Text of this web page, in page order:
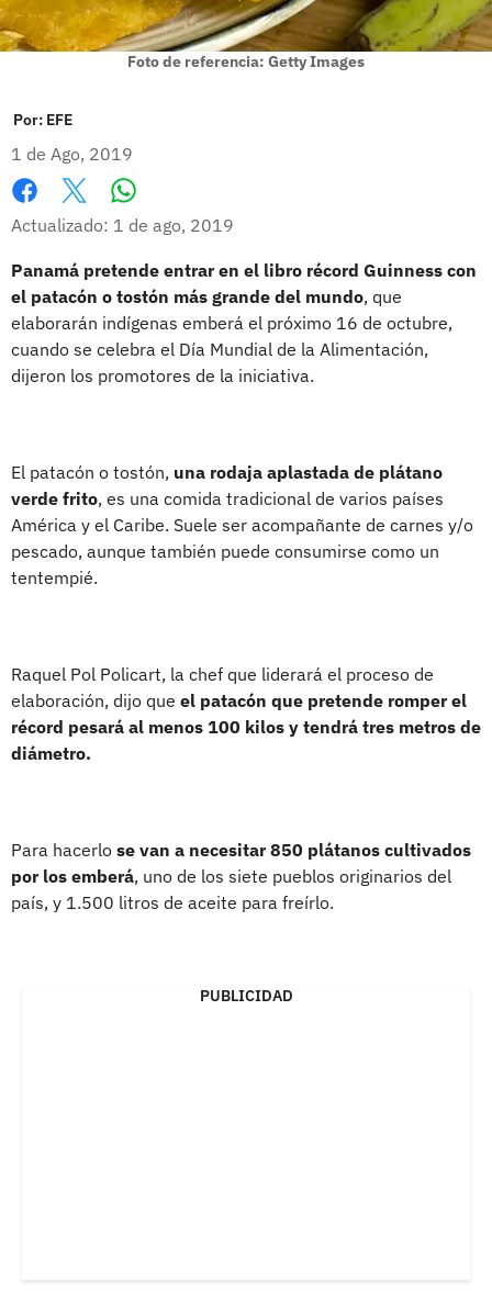
Foto de referencia: Getty Images
Por: EFE
1 de Ago, 2019
Facebook
X
Actualizado: 1 de ago, 2019
Panamá pretende entrar en el libro récord Guinness con
el patacón o tostón más grande del mundo, que
elaborarán indígenas emberá el próximo 16 de octubre,
cuando se celebra el Día Mundial de la Alimentación,
dijeron los promotores de la iniciativa.
El patacón o tostón, una rodaja aplastada de plátano
verde frito, es una comida tradicional de varios países
América y el Caribe. Suele ser acompañante de carnes y/o
pescado, aunque también puede consumirse como un
tentempié.
Raquel Pol Policart, la chef que liderará el proceso de
elaboración, dijo que el patacón que pretende romper el
récord pesará al menos 100 kilos y tendrá tres metros de
diámetro.
Para hacerlo se van a necesitar 850 plátanos cultivados
por los emberá, uno de los siete pueblos originarios del
país, y 1.500 litros de aceite para freírlo.
PUBLICIDAD